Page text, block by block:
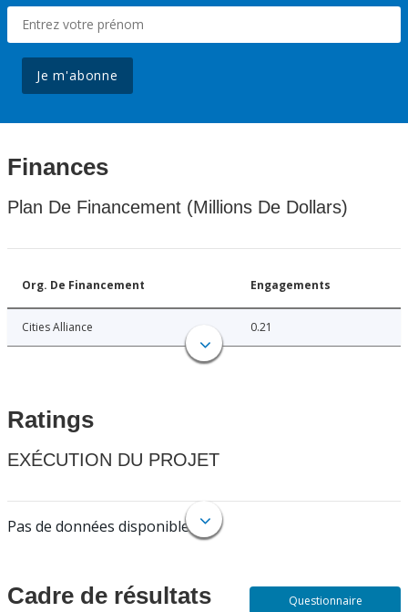
Je m'abonne
Finances
Plan De Financement (Millions De Dollars)
Org. De Financement Engagements
Cities Alliance 0.21
Ratings
EXÉCUTION DU PROJET
Pas de données disponibles.
Cadre de résultats Questionnaire